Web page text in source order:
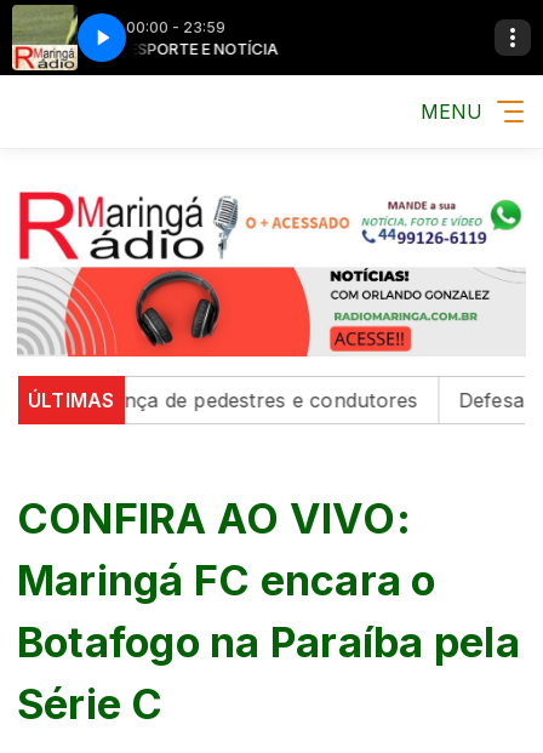
00:00 - 23:59
MÚSICA, ESPORTE E NOTÍCIA MÚSICA,
MENU
ÚLTIMASde pedestres e condutores Defesa Civil
CONFIRA AO VIVO:
Maringá FC encara o
Botafogo na Paraíba pela
Série C